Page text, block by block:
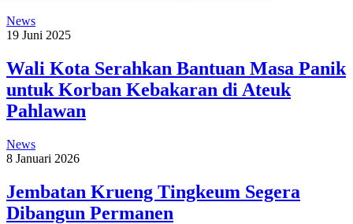
News
19 Juni 2025
Wali Kota Serahkan Bantuan Masa Panik
untuk Korban Kebakaran di Ateuk
Pahlawan
News
8 Januari 2026
Jembatan Krueng Tingkeum Segera
Dibangun Permanen